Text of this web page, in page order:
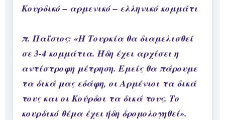
Κουρδικό – αρμενικό – ελληνικό κομμάτι
π. Παΐσιος: «Η Τουρκία θα διαμελισθεί
σε 3-4 κομμάτια. Ήδη έχει αρχίσει η
αντίστροφη μέτρηση. Εμείς θα πάρουμε
τα δικά μας εδάφη, οι Αρμένιοι τα δικά
τους και οι Κούρδοι τα δικά τους. Το
κουρδικό θέμα έχει ήδη δρομολογηθεί».